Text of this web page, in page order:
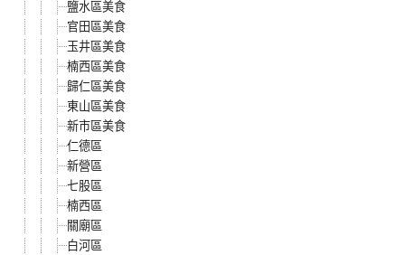
鹽水區美食
官田區美食
玉井區美食
楠西區美食
歸仁區美食
東山區美食
新市區美食
仁德區
新營區
七股區
楠西區
關廟區
白河區